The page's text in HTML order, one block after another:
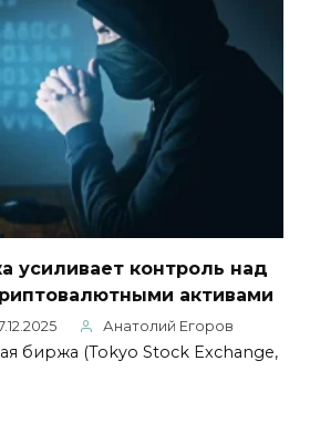
усиливает контроль над
активами
Анатолий Егоров
биржа (Tokyo Stock Exchange,